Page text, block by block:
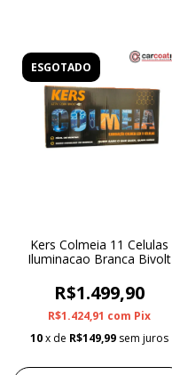
ESGOTADO
Kers Colmeia 11 Celulas
Iluminacao Branca Bivolt
R$1.499,90
R$1.424,91 com Pix
10x de R$149,99 sem juros